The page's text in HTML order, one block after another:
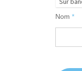
Nom *